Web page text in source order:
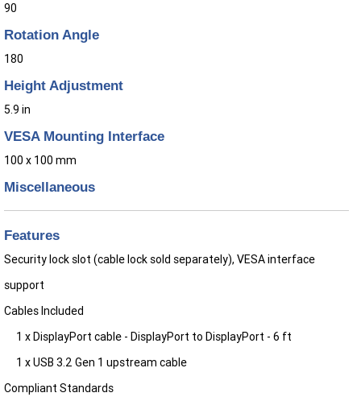
90
Rotation Angle
180
Height Adjustment
5.9 in
VESA Mounting Interface
100 x 100 mm
Miscellaneous
Features
Security lock slot (cable lock sold separately), VESA interface
support
Cables Included
1 x DisplayPort cable - DisplayPort to DisplayPort - 6 ft
1 x USB 3.2 Gen 1 upstream cable
Compliant Standards